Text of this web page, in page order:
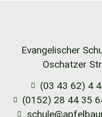
Evangelischer
Oschatzer
(03 43 62) 4
(0152) 28 44 35